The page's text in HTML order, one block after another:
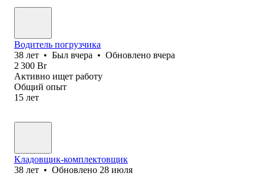
Водитель погрузчика
38 лет • Был вчера • Обновлено вчера
2 300 Br
Активно ищет работу
Общий опыт
15 лет
Кладовщик-комплектовщик
38 лет • Обновлено 28 июля